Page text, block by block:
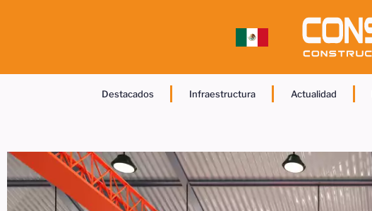
Destacados Infraestructura Actualidad